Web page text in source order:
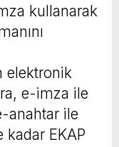
kullanarak
elektronik
e-imza ile
anahtar ile
EKAP